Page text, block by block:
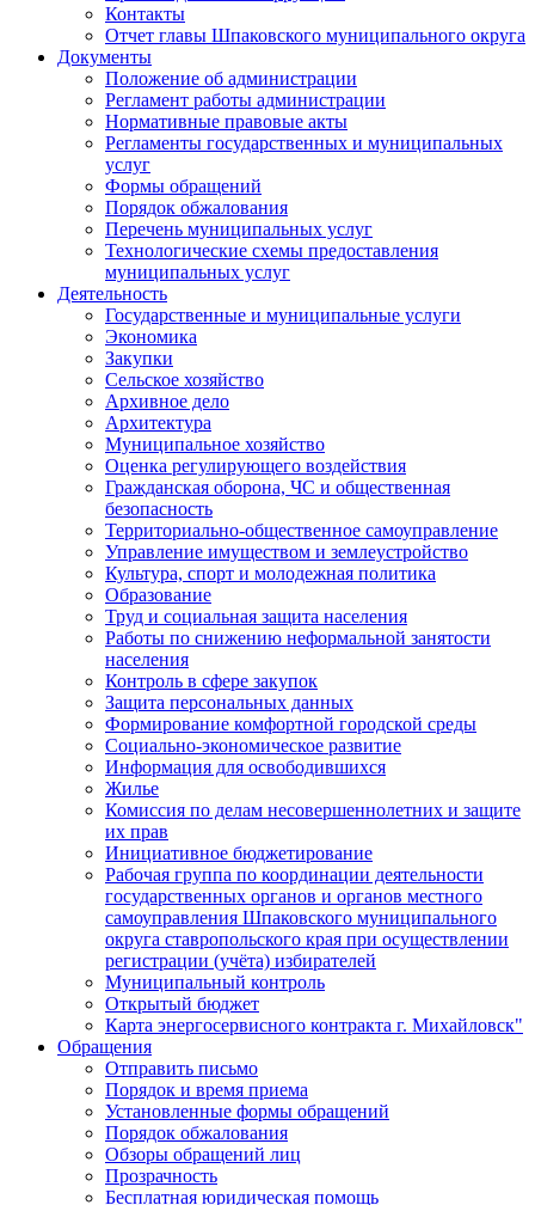
Контакты
Отчет главы Шпаковского муниципального округа
Документы
Положение об администрации
Регламент работы администрации
Нормативные правовые акты
Регламенты государственных и муниципальных
услуг
Формы обращений
Порядок обжалования
Перечень муниципальных услуг
Технологические схемы предоставления
муниципальных услуг
Деятельность
Государственные и муниципальные услуги
Экономика
Закупки
Сельское хозяйство
Архивное дело
Архитектура
Муниципальное хозяйство
Оценка регулирующего воздействия
Гражданская оборона, ЧС и общественная
безопасность
Территориально-общественное самоуправление
Управление имуществом и землеустройство
Культура, спорт и молодежная политика
Образование
Труд и социальная защита населения
Работы по снижению неформальной занятости
населения
Контроль в сфере закупок
Защита персональных данных
Формирование комфортной городской среды
Социально-экономическое развитие
Информация для освободившихся
Жилье
Комиссия по делам несовершеннолетних и защите
их прав
Инициативное бюджетирование
Рабочая группа по координации деятельности
государственных органов и органов местного
самоуправления Шпаковского муниципального
округа ставропольского края при осуществлении
регистрации (учёта) избирателей
Муниципальный контроль
Открытый бюджет
Карта энергосервисного контракта г. Михайловск"
Обращения
Отправить письмо
Порядок и время приема
Установленные формы обращений
Порядок обжалования
Обзоры обращений лиц
Прозрачность
Бесплатная юридическая помощь